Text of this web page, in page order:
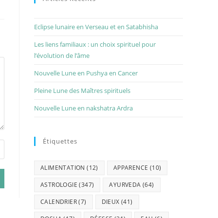
Eclipse lunaire en Verseau et en Satabhisha
Les liens familiaux : un choix spirituel pour
l’évolution de l’âme
Nouvelle Lune en Pushya en Cancer
Pleine Lune des Maîtres spirituels
Nouvelle Lune en nakshatra Ardra
Étiquettes
ALIMENTATION (12) APPARENCE (10)
ASTROLOGIE (347) AYURVEDA (64)
CALENDRIER(7) DIEUX (41)